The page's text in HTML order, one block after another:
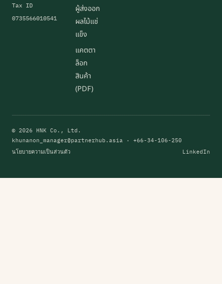
Tax ID
0735566010541
ผู้ส่งออก
ผลไม้แช่
แข็ง
แคตตา
ล็อก
สินค้า
(PDF)
© 2026 HNK Co., Ltd.
khunanon_manager@partnerhub.asia · +66-34-106-250
นโยบายความเป็นส่วนตัว
LinkedIn